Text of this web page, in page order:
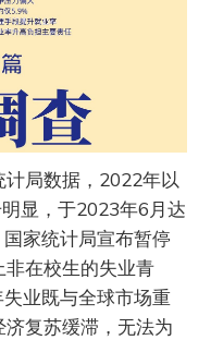
局数据，2022年以
显，于2023年6月达
家统计局宣布暂停
非在校生的失业青
业既与全球市场重
复苏缓滞，无法为